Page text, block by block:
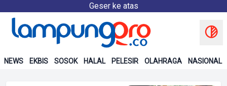
Geser ke atas
NEWS EKBIS SOSOK HALAL PELESIR OLAHRAGA NASIONAL